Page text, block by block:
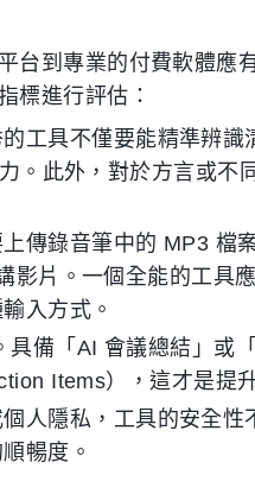
台到專業的付費軟體應
標進行評估：
工具不僅要能精準辨
。此外，對於方言或不
傳錄音筆中的 MP3 檔
影片。一個全能的工具
入方式。
具備「AI 會議總結」或
Items），這才是提
人隱私，工具的安全性
暢度。